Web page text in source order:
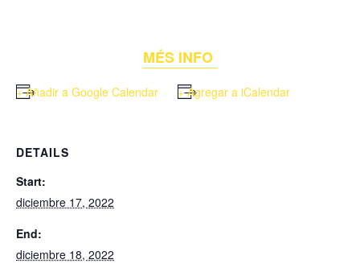
MÉS INFO
+ Añadir a Google Calendar + Agregar a iCalendar
DETAILS
Start:
diciembre 17, 2022
End:
diciembre 18, 2022